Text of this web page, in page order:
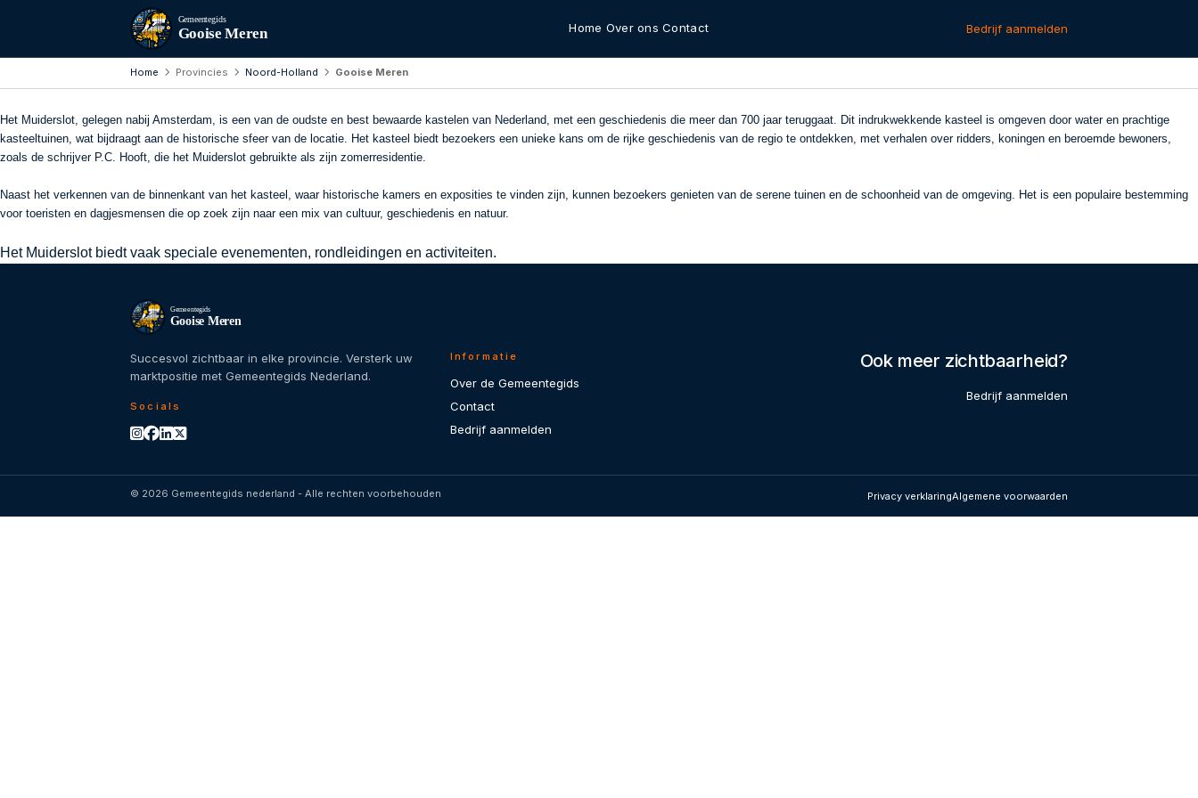
Gemeentegids
Gooise Meren Home Over ons Contact Bedrijf aanmelden
Home Provincies Noord-Holland Gooise Meren
Het Muiderslot, gelegen nabij Amsterdam, is een van de oudste en best bewaarde kastelen van Nederland, met een geschiedenis die meer dan 700 jaar teruggaat. Dit indrukwekkende kasteel is omgeven door water en prachtige
kasteeltuinen, wat bijdraagt aan de historische sfeer van de locatie. Het kasteel biedt bezoekers een unieke kans om de rijke geschiedenis van de regio te ontdekken, met verhalen over ridders, koningen en beroemde bewoners,
zoals de schrijver P.C. Hooft, die het Muiderslot gebruikte als zijn zomerresidentie.
Naast het verkennen van de binnenkant van het kasteel, waar historische kamers en exposities te vinden zijn, kunnen bezoekers genieten van de serene tuinen en de schoonheid van de omgeving. Het is een populaire bestemming
voor toeristen en dagjesmensen die op zoek zijn naar een mix van cultuur, geschiedenis en natuur.
Het Muiderslot biedt vaak speciale evenementen, rondleidingen en activiteiten.
Gemeentegids
Gooise Meren
Succesvol zichtbaar in elke provincie. Versterk uw
marktpositie met Gemeentegids Nederland.
Socials
Informatie
Over de Gemeentegids
Contact
Bedrijf aanmelden
Ook meer zichtbaarheid?
Bedrijf aanmelden
© 2026 Gemeentegids nederland - Alle rechten voorbehouden Privacy verklaringAlgemene voorwaarden